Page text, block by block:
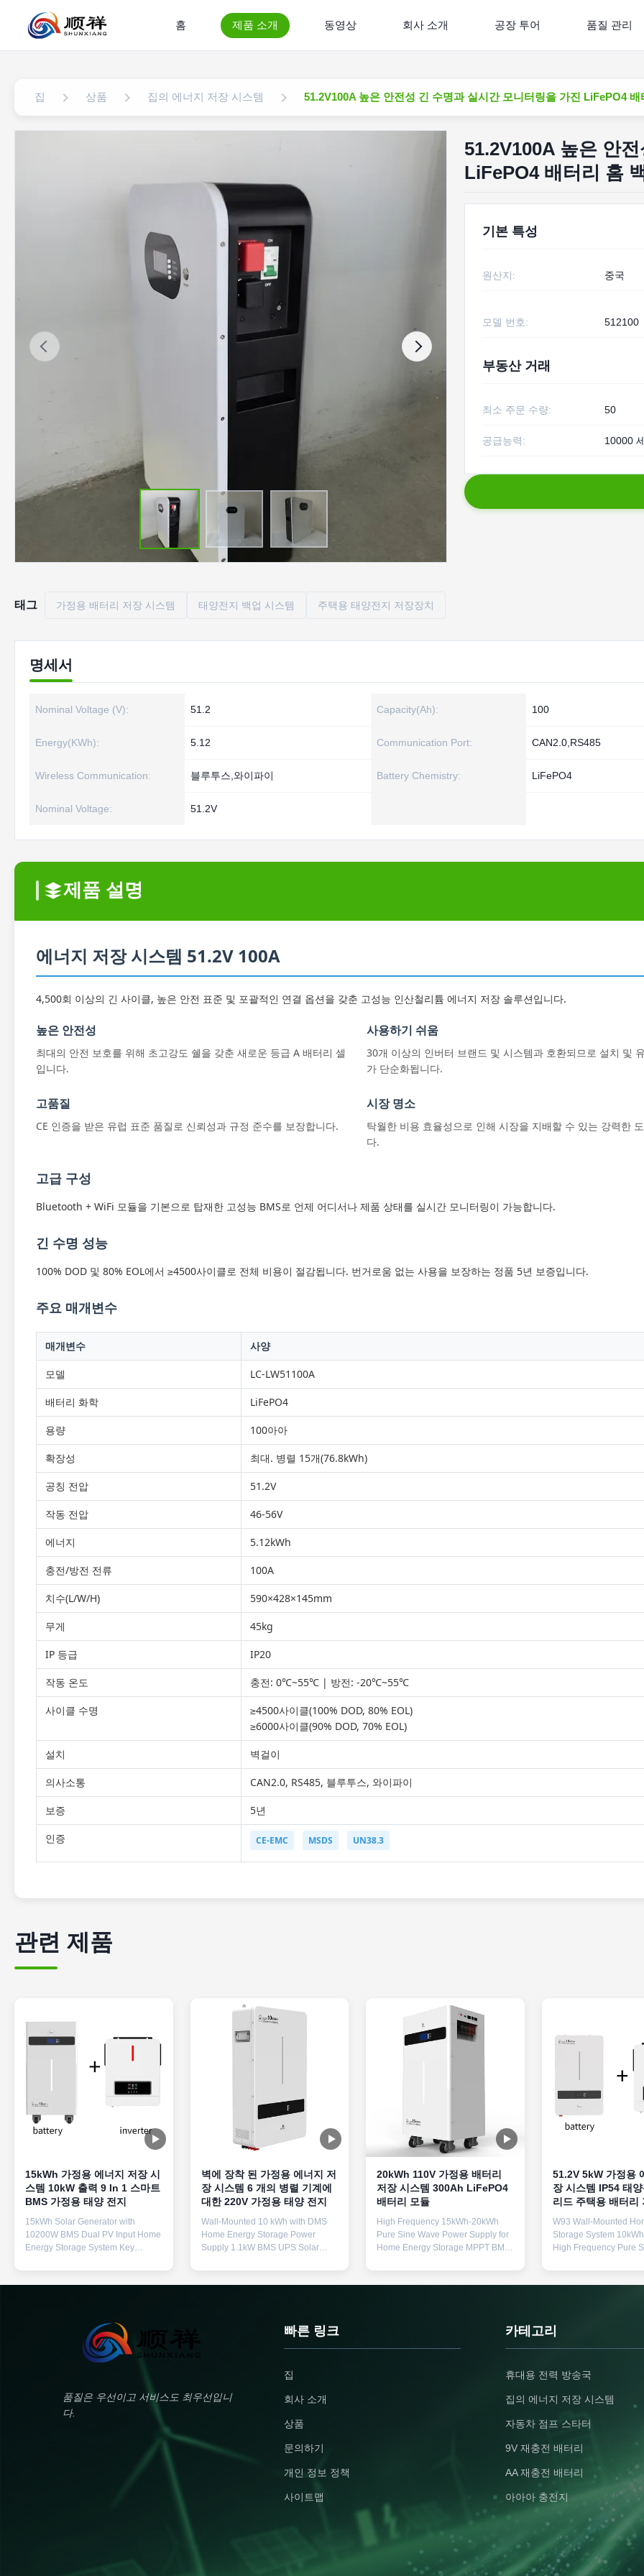
홈 제품 소개 동영상 회사 소개 공장 투어 품질 관리
집 상품 집의 에너지 저장 시스템 51.2V100A 높은 안전성 긴 수명과 실시간 모니터링을 가진 LiFePO4
51.2V100A 높은 안
LiFePO4 배터리 홈
기본 특성
원산지: 중국
모델 번호: 512100
부동산 거래
최소 주문 수량: 50
공급능력: 10000
태그 가정용 배터리 저장 시스템 태양전지 백업 시스템 주택용 태양전지 저장장치
명세서
Nominal Voltage (V): 51.2 Capacity(Ah): 100
Energy(KWh): 5.12 Communication Port: CAN2.0,RS485
Wireless Communication: 블루투스,와이파이 Battery Chemistry: LiFePO4
Nominal Voltage: 51.2V
제품 설명
에너지 저장 시스템 51.2V 100A
4,500회 이상의 긴 사이클, 높은 안전 표준 및 포괄적인 연결 옵션을 갖춘 고성능 인산철리튬 에너지 저장 솔루션입니다.
높은 안전성
최대의 안전 보호를 위해 초고강도 쉘을 갖춘 새로운 등급 A 배터리 셀
입니다.
사용하기 쉬움
30개 이상의 인버터 브랜드 및 시스템과 호환되므로 설치 및
가 단순화됩니다.
고품질
CE 인증을 받은 유럽 표준 품질로 신뢰성과 규정 준수를 보장합니다.
시장 명소
탁월한 비용 효율성으로 인해 시장을 지배할 수 있는 강력한
다.
고급 구성
Bluetooth + WiFi 모듈을 기본으로 탑재한 고성능 BMS로 언제 어디서나 제품 상태를 실시간 모니터링이 가능합니다.
긴 수명 성능
100% DOD 및 80% EOL에서 ≥4500사이클로 전체 비용이 절감됩니다. 번거로움 없는 사용을 보장하는 정품 5년 보증입니다.
주요 매개변수
매개변수 사양
모델 LC-LW51100A
배터리 화학 LiFePO4
용량 100아아
확장성 최대. 병렬 15개(76.8kWh)
공칭 전압 51.2V
작동 전압 46-56V
에너지 5.12kWh
충전/방전 전류 100A
치수(L/W/H) 590×428×145mm
무게 45kg
IP 등급 IP20
작동 온도 충전: 0℃~55℃ | 방전: -20℃~55℃
사이클 수명
≥4500사이클(100% DOD, 80% EOL)
≥6000사이클(90% DOD, 70% EOL)
설치 벽걸이
의사소통 CAN2.0, RS485, 블루투스, 와이파이
보증 5년
인증 CE-EMC MSDS UN38.3
관련 제품
15kWh 가정용 에너지 저장 시
스템 10kW 출력 9 In 1 스마트
BMS 가정용 태양 전지
15kWh Solar Generator with
10200W BMS Dual PV Input Home
Energy Storage System Key
& 6500 Cycles - LiFePO4 battery
(51.2V 280Ah) provides reliable
Ready with 6500W PV Input - Built-
in 120A MPPT solar charger (max
6500W input, 60-500VDC) for
efficient green energy storage 9-in-
including over-voltage, short
circuit, temperature, and
벽에 장착 된 가정용 에너지 저
장 시스템 6 개의 병렬 기계에
대한 220V 가정용 태양 전지
Wall-Mounted 10 kWh with DMS
Home Energy Storage Power
Supply 1.1kW BMS UPS Solar
Pure Sine Wave Battery
Specifications Name LiFePO4
Normal Voltage 51.2V Rated
Capacity 200Ah Watt-hour rating
10240Wh Appearance
92Kg Li Content N/A Internal cell
Charge Voltage 58.4V Discharge
20kWh 110V 가정용 배터리
저장 시스템 300Ah LiFePO4
배터리 모듈
High Frequency 15kWh-20kWh
Pure Sine Wave Power Supply for
Home Energy Storage MPPT BMS
Standing Product Specifications
Name LiFePO4 Battery Module
Rated Capacity: 300Ah Watt-hour
Approximate Silver Cuboid Mass
51.2V 5kW 가정용
장 시스템 IP54 태
리드 주택용 배터리
W93 Wall-Mounted
Storage System
High Frequency Pure
Key Features 10kWh
+ 6500 Cycles -
reliable power for 24/7
with industry-leading
lifespan at 80% DoD
Saving Wall Design -
saves floor space with
cardboard packaging
damage-free shipping
품질은 우선이고 서비스도 최우선입니
다.
빠른 링크
집
회사 소개
상품
문의하기
개인 정보 정책
사이트맵
카테고리
휴대용 전력 방송국
집의 에너지 저장 시스템
자동차 점프 스타터
9V 재충전 배터리
AA 재충전 배터리
아아아 충전지